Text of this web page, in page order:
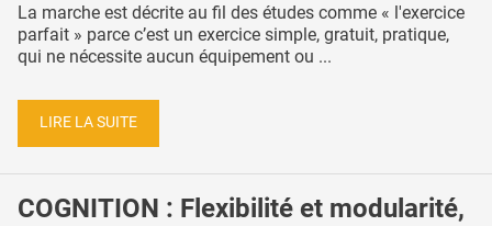
La marche est décrite au fil des études comme « l'exercice
parfait » parce c’est un exercice simple, gratuit, pratique,
qui ne nécessite aucun équipement ou ...
LIRE LA SUITE
COGNITION : Flexibilité et modularité,